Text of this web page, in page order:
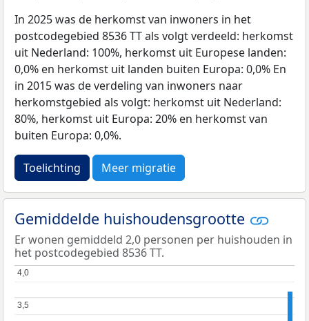
In 2025 was de herkomst van inwoners in het
postcodegebied 8536 TT als volgt verdeeld: herkomst
uit Nederland: 100%, herkomst uit Europese landen:
0,0% en herkomst uit landen buiten Europa: 0,0% En
in 2015 was de verdeling van inwoners naar
herkomstgebied als volgt: herkomst uit Nederland:
80%, herkomst uit Europa: 20% en herkomst van
buiten Europa: 0,0%.
Toelichting Meer migratie
Gemiddelde huishoudensgrootte
Er wonen gemiddeld 2,0 personen per huishouden in
het postcodegebied 8536 TT.
3,5
3,5
4,0
4,0